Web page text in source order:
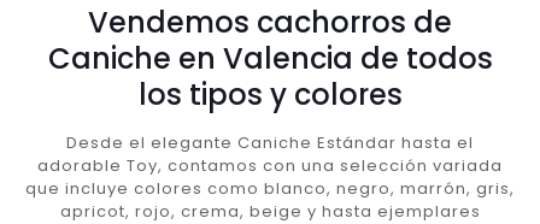
Vendemos cachorros de
Caniche en Valencia de todos
los tipos y colores
Desde el elegante Caniche Estándar hasta el
adorable Toy, contamos con una selección variada
que incluye colores como blanco, negro, marrón, gris,
apricot, rojo, crema, beige y hasta ejemplares